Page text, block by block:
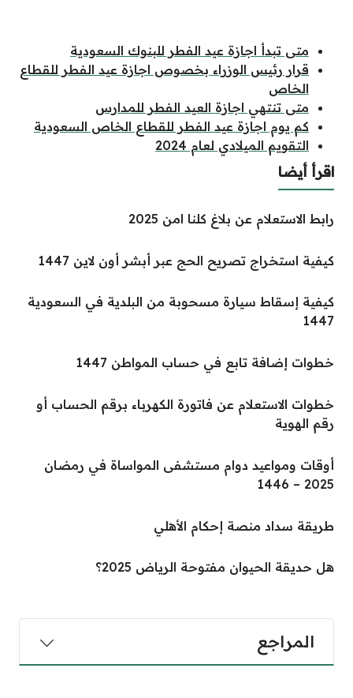
متى تبدأ اجازة عيد الفطر للبنوك السعودية
قرار رئيس الوزراء بخصوص اجازة عيد الفطر للقطاع
الخاص
متى تنتهي اجازة العيد الفطر للمدارس
كم يوم اجازة عيد الفطر للقطاع الخاص السعودية
التقويم الميلادي لعام 2024
اقرأ أيضا
رابط الاستعلام عن بلاغ كلنا امن 2025
كيفية استخراج تصريح الحج عبر أبشر أون لاين 1447
كيفية إسقاط سيارة مسحوبة من البلدية في السعودية
1447
خطوات إضافة تابع في حساب المواطن 1447
خطوات الاستعلام عن فاتورة الكهرباء برقم الحساب أو
رقم الهوية
أوقات ومواعيد دوام مستشفى المواساة في رمضان
2025 – 1446
طريقة سداد منصة إحكام الأهلي
هل حديقة الحيوان مفتوحة الرياض 2025؟
المراجع